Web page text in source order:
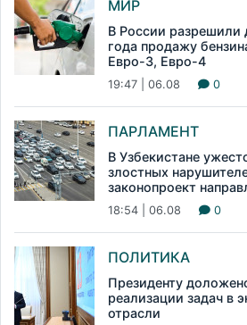
МИР
В России разрешили
года продажу
Евро-3, Евро-4
19:47 | 06.08 0
ПАРЛАМЕНТ
В Узбекистане
злостных
законопроект
18:54 | 06.08 0
ПОЛИТИКА
Президенту
реализации задач в
отрасли